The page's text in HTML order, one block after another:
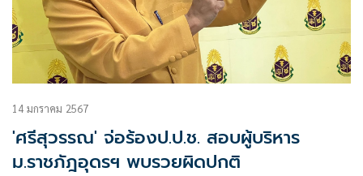
14 มกราคม 2567
'ศรีสุวรรณ' จ่อร้องป.ป.ช. สอบผู้บริหาร
ม.ราชภัฎอุดรฯ พบรวยผิดปกติ